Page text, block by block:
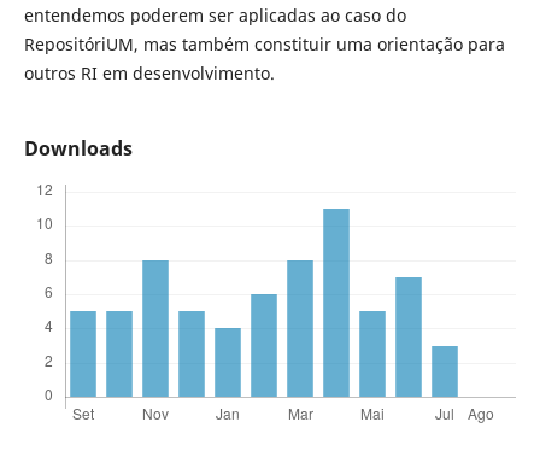
entendemos poderem ser aplicadas ao caso do
RepositóriUM, mas também constituir uma orientação para
outros RI em desenvolvimento.
Downloads